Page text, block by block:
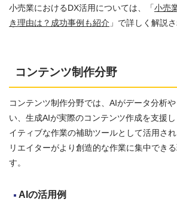
小売業におけるDX活用については、「小売
き理由は？成功事例も紹介 」で詳しく解説
コンテンツ制作分野
コンテンツ制作分野では、AIがデータ分析
い、生成AIが実際のコンテンツ作成を支援
イティブな作業の補助ツールとして活用さ
リエイターがより創造的な作業に集中でき
す。
AI の活用例